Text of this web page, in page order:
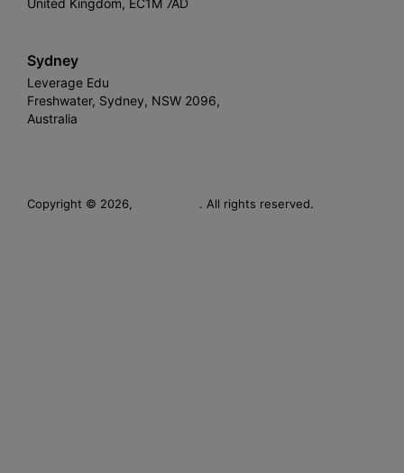
Sydney
Leverage Edu
Freshwater, Sydney, NSW 2096,
Australia
Copyright © 2026, . All rights reserved.